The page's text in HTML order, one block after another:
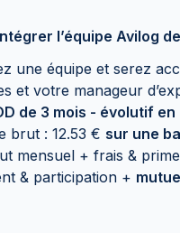
l’équipe Avilog
une équipe et serez
et votre manageur
de 3 mois - évolutif en
brut : 12.53 € sur une
mensuel + frais &
& participation +